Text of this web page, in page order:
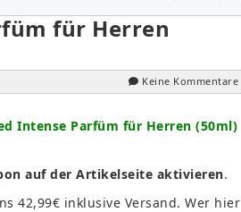
für Herren
Keine Kommentare
Intense Parfüm für Herren (50ml)
auf der Artikelseite aktivieren.
42,99€ inklusive Versand. Wer hier